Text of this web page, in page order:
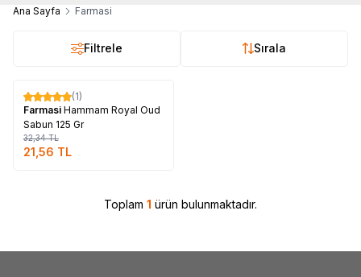
Ana Sayfa Farmasi
Filtrele Sırala
%33
(1)
Farmasi Hammam Royal Oud
Sabun 125 Gr
32,34TL
21,56 TL
Toplam 1 ürün bulunmaktadır.